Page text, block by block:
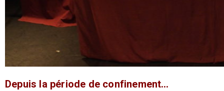
Depuis la période de confinement…